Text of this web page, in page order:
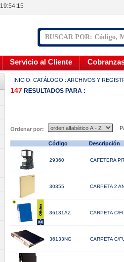
19:54:16
Servicio al Cliente
INICIO: CATÁLOGO : ARCHIVOS Y
147 RESULTADOS PARA :
Ordenar por:
Código Descripción
29360 CAFETERA
30355 CARPETA 2
36131AZ CARPETA C/
36133NG CARPETA C/